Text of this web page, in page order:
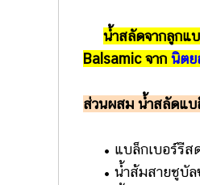
น้ำสลัดจากลูกแ
Balsamic จาก นิตย
ส่วนผสม น้ำสลัดแบ
• แบล็กเบอร์รีส
• น้ำส้มสายชูบัล